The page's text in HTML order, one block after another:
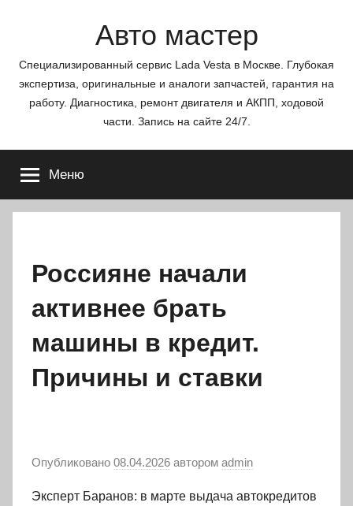
Авто мастер
Специализированный сервис Lada Vesta в Москве. Глубокая
экспертиза, оригинальные и аналоги запчастей, гарантия на
работу. Диагностика, ремонт двигателя и АКПП, ходовой
части. Запись на сайте 24/7.
Меню
Россияне начали
активнее брать
машины в кредит.
Причины и ставки
Опубликовано 08.04.2026 автором admin
Эксперт Баранов: в марте выдача автокредитов